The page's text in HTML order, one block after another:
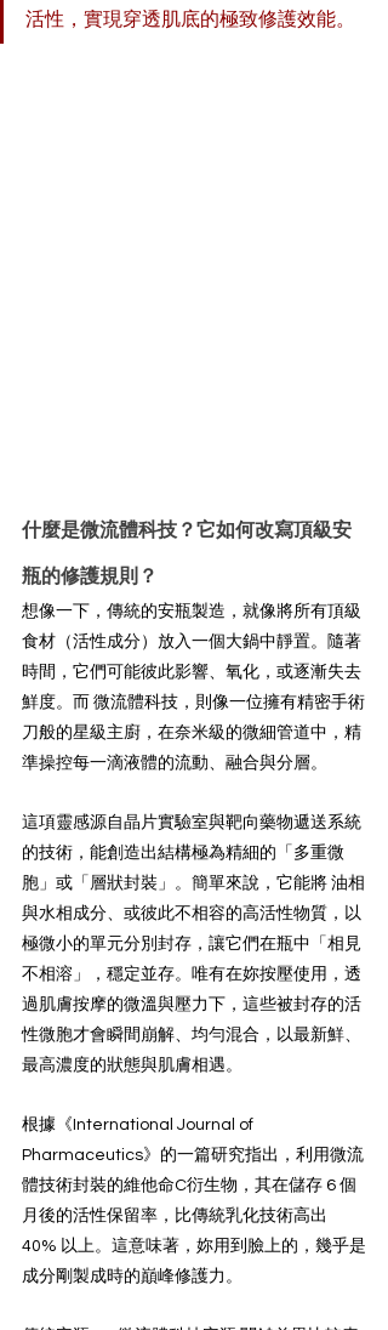
活性，實現穿透肌底的極致修護效能。
什麼是微流體科技？它如何改寫頂級安
瓶的修護規則？
想像一下，傳統的安瓶製造，就像將所有頂級
食材（活性成分）放入一個大鍋中靜置。隨著
時間，它們可能彼此影響、氧化，或逐漸失去
鮮度。而 微流體科技，則像一位擁有精密手術
刀般的星級主廚，在奈米級的微細管道中，精
準操控每一滴液體的流動、融合與分層。
這項靈感源自晶片實驗室與靶向藥物遞送系統
的技術，能創造出結構極為精細的「多重微
胞」或「層狀封裝」。簡單來說，它能將 油相
與水相成分、或彼此不相容的高活性物質，以
極微小的單元分別封存，讓它們在瓶中「相見
不相溶」，穩定並存。唯有在妳按壓使用，透
過肌膚按摩的微溫與壓力下，這些被封存的活
性微胞才會瞬間崩解、均勻混合，以最新鮮、
最高濃度的狀態與肌膚相遇。
根據《International Journal of
Pharmaceutics》的一篇研究指出，利用微流
體技術封裝的維他命C衍生物，其在儲存 6 個
月後的活性保留率，比傳統乳化技術高出
40% 以上。這意味著，妳用到臉上的，幾乎是
成分剛製成時的巔峰修護力。